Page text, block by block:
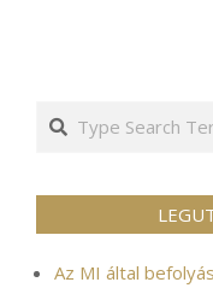
Search
Az MI által